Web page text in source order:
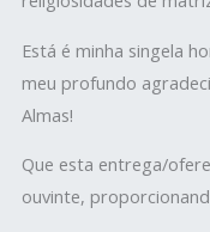
Está é minha singela
meu profundo
Almas!
Que esta entrega/
ouvinte,